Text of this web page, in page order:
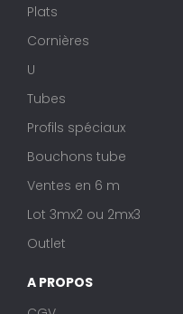
Plats
Cornières
U
Tubes
Profils spéciaux
Bouchons tube
Ventes en 6 m
Lot 3mx2 ou 2mx3
Outlet
A PROPOS